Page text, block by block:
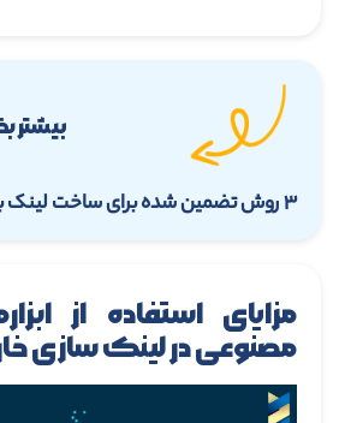
بیشتر
۳ روش تضمین شده برای ساخت لینک با تصاویر
مزایای استفاده از
مصنوعی در لینک سازی